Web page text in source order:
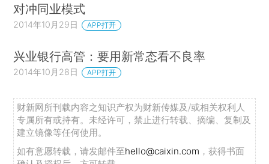
对冲同业模式
2014年10月29日 APP打开
兴业银行高管：要用新常态看不良率
2014年10月28日 APP打开
财新网所刊载内容之知识产权为财新传媒及/或相关权利人
专属所有或持有。未经许可，禁止进行转载、摘编、复制及
建立镜像等任何使用。
如有意愿转载，请发邮件至hello@caixin.com ，获得书面